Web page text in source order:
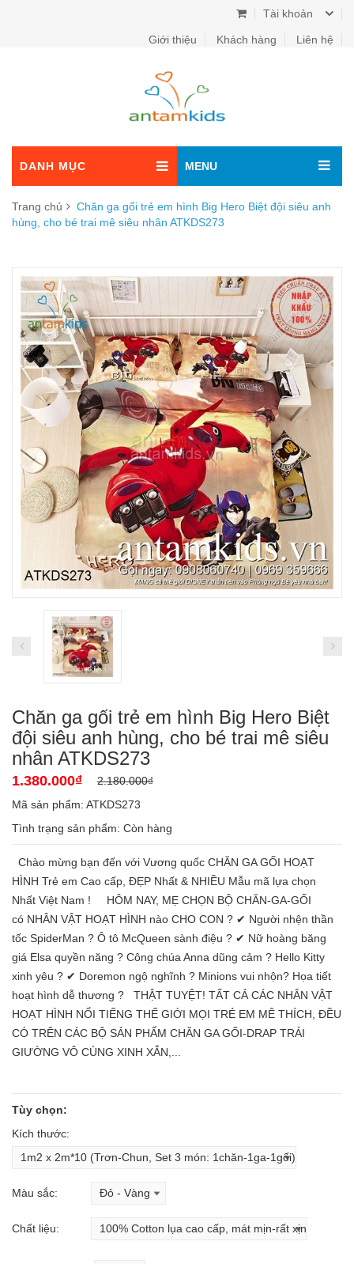
Tài khoản
Giới thiệu Khách hàng Liên hệ
DANH MỤC MENU
Trang chủ
Chăn ga gối trẻ em hình Big Hero Biệt đội siêu anh
hùng, cho bé trai mê siêu nhân ATKDS273
Chăn ga gối trẻ em hình Big Hero Biệt
đội siêu anh hùng, cho bé trai mê siêu
nhân ATKDS273
1.380.000₫
2.180.000₫
Mã sản phẩm: ATKDS273
Tình trạng sản phẩm: Còn hàng
Chào mừng bạn đến với Vương quốc CHĂN GA GỐI HOẠT
HÌNH Trẻ em Cao cấp, ĐẸP Nhất & NHIỀU Mẫu mã lựa chọn
Nhất Việt Nam ! HÔM NAY, MẸ CHỌN BỘ CHĂN-GA-GỐI
có NHÂN VẬT HOẠT HÌNH nào CHO CON ? ✔ Người nhện thần
tốc SpiderMan ? Ô tô McQueen sành điệu ? ✔ Nữ hoàng băng
giá Elsa quyền năng ? Công chúa Anna dũng cảm ? Hello Kitty
xinh yêu ? ✔ Doremon ngộ nghĩnh ? Minions vui nhộn? Họa tiết
hoạt hình dễ thương ? THẬT TUYỆT! TẤT CẢ CÁC NHÂN VẬT
HOẠT HÌNH NỔI TIẾNG THẾ GIỚI MỌI TRẺ EM MÊ THÍCH, ĐỀU
CÓ TRÊN CÁC BỘ SẢN PHẨM CHĂN GA GỐI-DRAP TRẢI
GIƯỜNG VÔ CÙNG XINH XẮN,...
Tùy chọn:
Kích thước:
Màu sắc:
Chất liệu: